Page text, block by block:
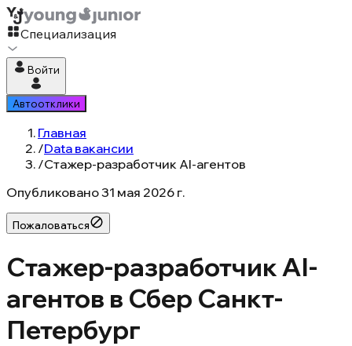
Специализация
Войти
Автоотклики
Главная
/Data вакансии
/Стажер-разработчик AI-агентов
Опубликовано31 мая 2026 г.
Пожаловаться
Стажер-разработчик AI-
агентов в Сбер Санкт-
Петербург